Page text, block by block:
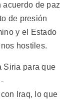
acuerdo de paz
de presión
y el Estado
hostiles.
Siria para que
Iraq, lo que